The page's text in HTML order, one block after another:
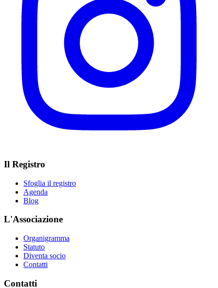
Il Registro
Sfoglia il registro
Agenda
Blog
L'Associazione
Organigramma
Statuto
Diventa socio
Contatti
Contatti